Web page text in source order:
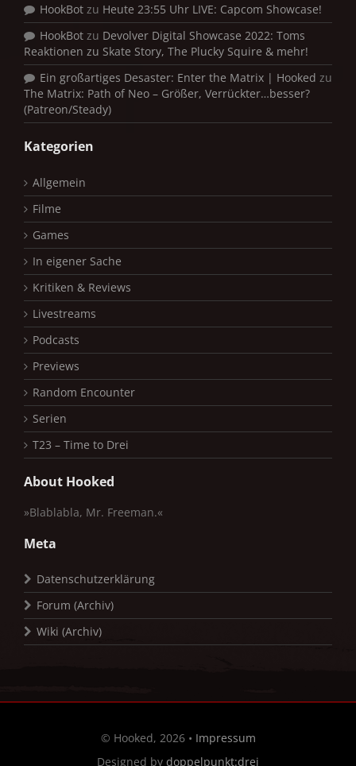
HookBot zu Heute 23:55 Uhr LIVE: Capcom Showcase!
HookBot zu Devolver Digital Showcase 2022: Toms
Reaktionen zu Skate Story, The Plucky Squire & mehr!
Ein großartiges Desaster: Enter the Matrix | Hooked zu
The Matrix: Path of Neo – Größer, Verrückter…besser?
(Patreon/Steady)
Kategorien
Allgemein
Filme
Games
In eigener Sache
Kritiken & Reviews
Livestreams
Podcasts
Previews
Random Encounter
Serien
T23 – Time to Drei
About Hooked
»Blablabla, Mr. Freeman.«
Meta
Datenschutzerklärung
Forum (Archiv)
Wiki (Archiv)
© Hooked, 2026 • Impressum
Designed by doppelpunkt:drei